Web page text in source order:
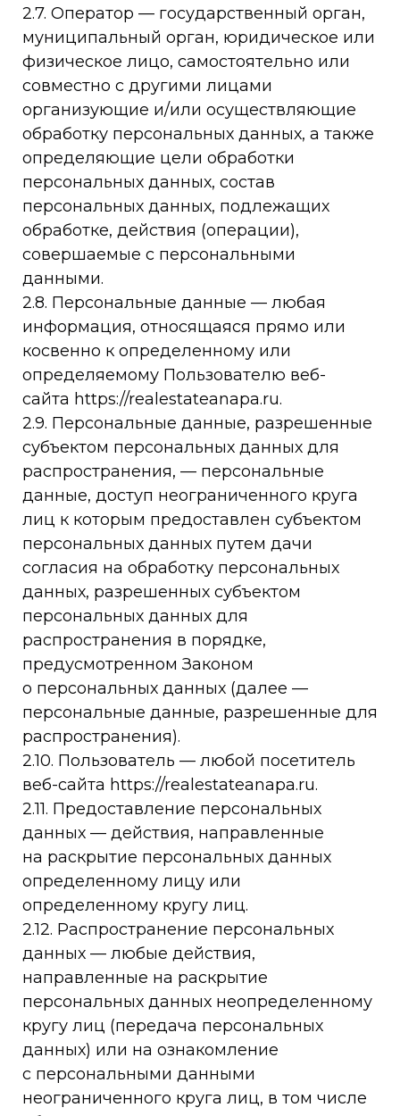
2.7. Оператор — государственный орган,
муниципальный орган, юридическое или
физическое лицо, самостоятельно или
совместно с другими лицами
организующие и/или осуществляющие
обработку персональных данных, а также
определяющие цели обработки
персональных данных, состав
персональных данных, подлежащих
обработке, действия (операции),
совершаемые с персональными
данными.
2.8. Персональные данные — любая
информация, относящаяся прямо или
косвенно к определенному или
определяемому Пользователю веб-
сайта https://realestateanapa.ru.
2.9. Персональные данные, разрешенные
субъектом персональных данных для
распространения, — персональные
данные, доступ неограниченного круга
лиц к которым предоставлен субъектом
персональных данных путем дачи
согласия на обработку персональных
данных, разрешенных субъектом
персональных данных для
распространения в порядке,
предусмотренном Законом
о персональных данных (далее —
персональные данные, разрешенные для
распространения).
2.10. Пользователь — любой посетитель
веб-сайта https://realestateanapa.ru.
2.11. Предоставление персональных
данных — действия, направленные
на раскрытие персональных данных
определенному лицу или
определенному кругу лиц.
2.12. Распространение персональных
данных — любые действия,
направленные на раскрытие
персональных данных неопределенному
кругу лиц (передача персональных
данных) или на ознакомление
с персональными данными
неограниченного круга лиц, в том числе